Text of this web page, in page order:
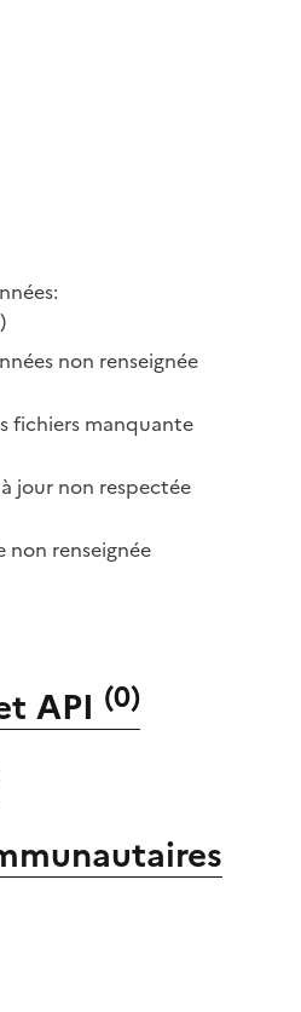
non renseignée
fichiers manquante
jour non respectée
non renseignée
API (0)